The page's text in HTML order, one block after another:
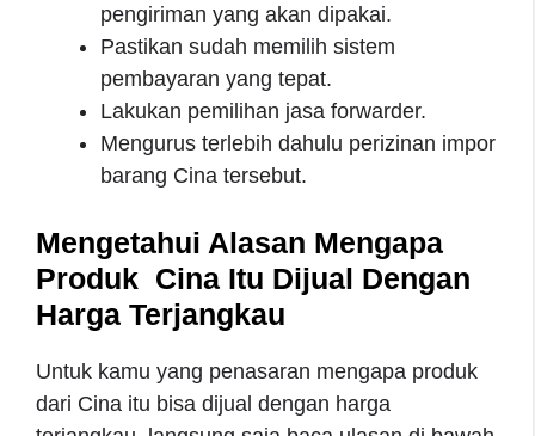
pengiriman yang akan dipakai.
Pastikan sudah memilih sistem
pembayaran yang tepat.
Lakukan pemilihan jasa forwarder.
Mengurus terlebih dahulu perizinan impor
barang Cina tersebut.
Mengetahui Alasan Mengapa
Produk Cina Itu Dijual Dengan
Harga Terjangkau
Untuk kamu yang penasaran mengapa produk
dari Cina itu bisa dijual dengan harga